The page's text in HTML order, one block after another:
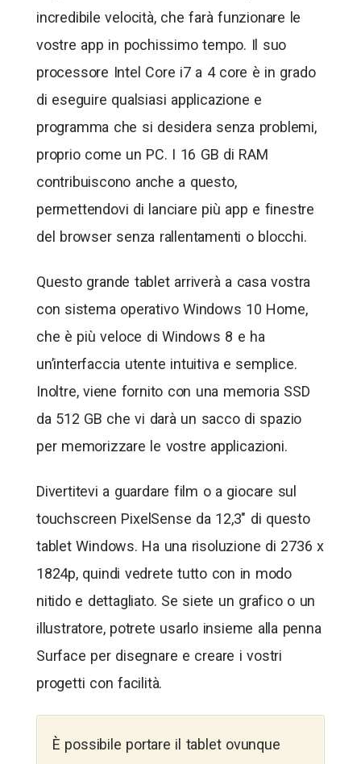
incredibile velocità, che farà funzionare le
vostre app in pochissimo tempo. Il suo
processore Intel Core i7 a 4 core è in grado
di eseguire qualsiasi applicazione e
programma che si desidera senza problemi,
proprio come un PC. I 16 GB di RAM
contribuiscono anche a questo,
permettendovi di lanciare più app e finestre
del browser senza rallentamenti o blocchi.
Questo grande tablet arriverà a casa vostra
con sistema operativo Windows 10 Home,
che è più veloce di Windows 8 e ha
un’interfaccia utente intuitiva e semplice.
Inoltre, viene fornito con una memoria SSD
da 512 GB che vi darà un sacco di spazio
per memorizzare le vostre applicazioni.
Divertitevi a guardare film o a giocare sul
touchscreen PixelSense da 12,3″ di questo
tablet Windows. Ha una risoluzione di 2736 x
1824p, quindi vedrete tutto con in modo
nitido e dettagliato. Se siete un grafico o un
illustratore, potrete usarlo insieme alla penna
Surface per disegnare e creare i vostri
progetti con facilità.
È possibile portare il tablet ovunque